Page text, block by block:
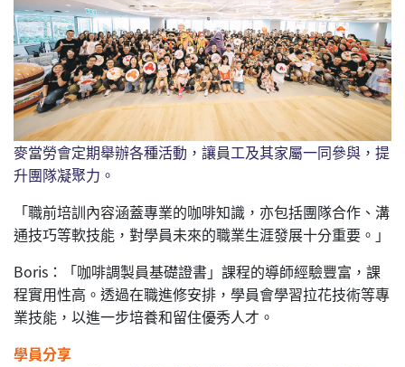
麥當勞會定期舉辦各種活動，讓員工及其家屬一同參與，提
升團隊凝聚力。
「職前培訓內容涵蓋專業的咖啡知識，亦包括團隊合作、溝
通技巧等軟技能，對學員未來的職業生涯發展十分重要。」
Boris：「咖啡調製員基礎證書」課程的導師經驗豐富，課
程實用性高。透過在職進修安排，學員會學習拉花技術等專
業技能，以進一步培養和留住優秀人才。
學員分享